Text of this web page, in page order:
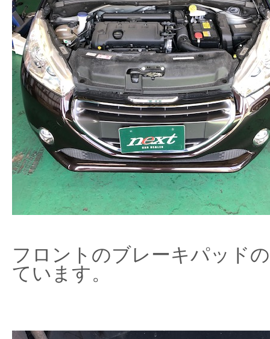
フロントのブレーキパッド
ています。